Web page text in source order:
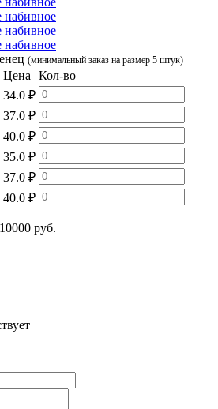
(минимальный заказ на размер 5 штук)
Цена Кол-во
34.0 ₽
37.0 ₽
40.0 ₽
35.0 ₽
37.0 ₽
40.0 ₽
руб.